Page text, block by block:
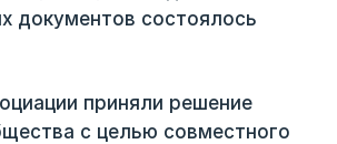
документов состоялось
приняли решение
с целью совместного